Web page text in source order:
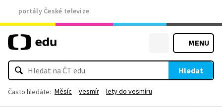
portály České televize
MENU
Hledat
Často hledáte: Měsíc vesmír lety do vesmíru